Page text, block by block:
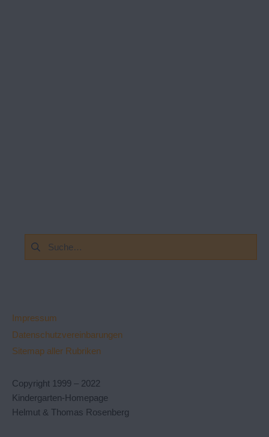
Suchen
nach:
Impressum
Datenschutzvereinbarungen
Sitemap aller Rubriken
Copyright 1999 – 2022
Kindergarten-Homepage
Helmut & Thomas Rosenberg